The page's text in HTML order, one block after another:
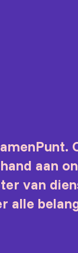
aan
van
alle